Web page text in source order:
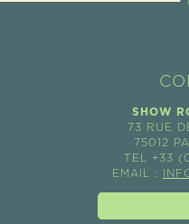
SHOW
73 RUE
75012
TEL +33
EMAIL :